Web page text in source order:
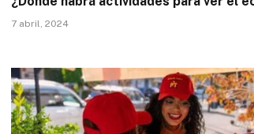
7 abril, 2024